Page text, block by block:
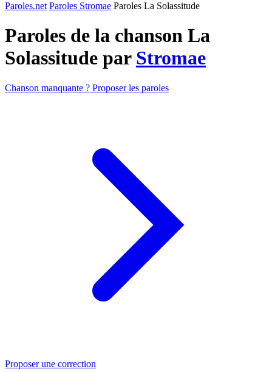
Paroles.net Paroles Stromae Paroles La Solassitude
Paroles de la chanson La
Solassitude par Stromae
Chanson manquante ? Proposer les paroles
Proposer une correction